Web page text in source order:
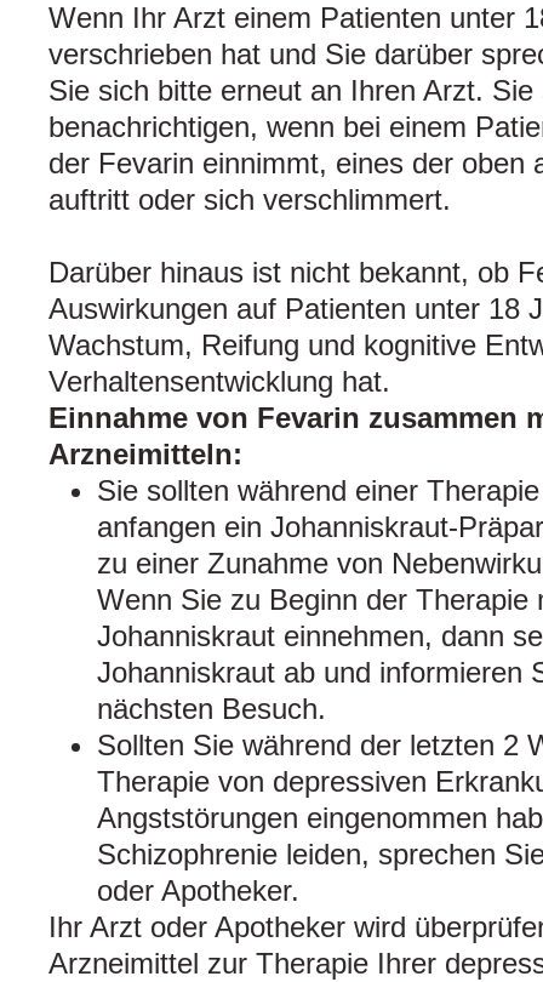
Wenn Ihr Arzt einem Patienten unter
verschrieben hat und Sie darüber
Sie sich bitte erneut an Ihren Arzt.
benachrichtigen, wenn bei einem
der Fevarin einnimmt, eines der oben
auftritt oder sich verschlimmert.
Darüber hinaus ist nicht bekannt, ob
Auswirkungen auf Patienten unter 18
Wachstum, Reifung und kognitive
Verhaltensentwicklung hat.
Einnahme von Fevarin zusammen
Arzneimitteln:
Sie sollten während einer
anfangen ein Johanniskraut-
zu einer Zunahme von
Wenn Sie zu Beginn der Therapie
Johanniskraut einnehmen, dann
Johanniskraut ab und informieren
nächsten Besuch.
Sollten Sie während der letzten 2
Therapie von depressiven
Angststörungen eingenommen
Schizophrenie leiden, sprechen
oder Apotheker.
Ihr Arzt oder Apotheker wird
Arzneimittel zur Therapie Ihrer